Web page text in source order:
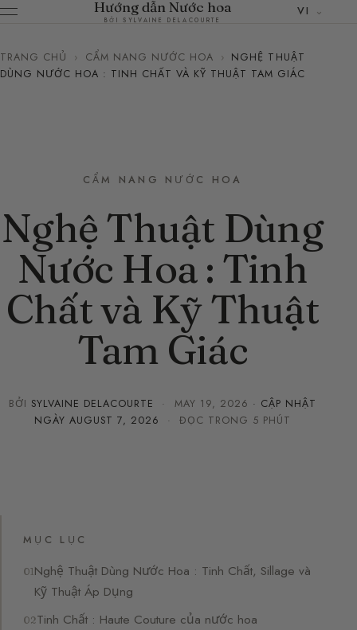
Hướng dẫn Nước hoa
BỞI SYLVAINE DELACOURTE
VI
TRANG CHỦ › CẨM NANG NƯỚC HOA › NGHỆ THUẬT
DÙNG NƯỚC HOA : TINH CHẤT VÀ KỸ THUẬT TAM GIÁC
CẨM NANG NƯỚC HOA
Nghệ Thuật Dùng
Nước Hoa : Tinh
Chất và Kỹ Thuật
Tam Giác
BỞI SYLVAINE DELACOURTE · MAY 19, 2026 · CẬP NHẬT
NGÀY AUGUST 7, 2026 · ĐỌC TRONG 5 PHÚT
MỤC LỤC
Nghệ Thuật Dùng Nước Hoa : Tinh Chất, Sillage và
Kỹ Thuật Áp Dụng
Tinh Chất : Haute Couture của nước hoa